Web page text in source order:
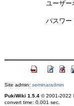
ユーザー
パスワー
Site admin: seminaradmin
PukiWiki 1.5.4© 2001-2022
convert time: 0.001 sec.